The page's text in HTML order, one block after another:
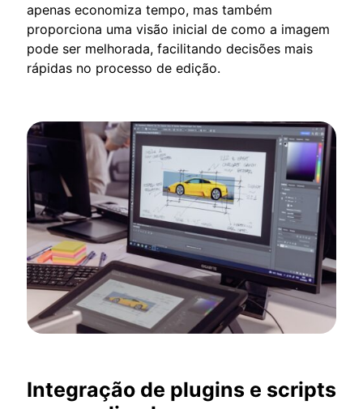
apenas economiza tempo, mas também
proporciona uma visão inicial de como a imagem
pode ser melhorada, facilitando decisões mais
rápidas no processo de edição.
Integração de plugins e scripts